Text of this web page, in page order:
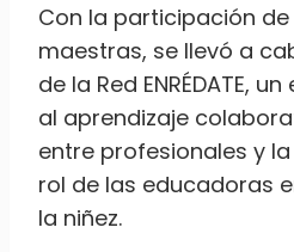
Con la participación de
maestras, se llevó a
de la Red ENRÉDATE,
al aprendizaje
entre profesionales y
rol de las educadoras
la niñez.